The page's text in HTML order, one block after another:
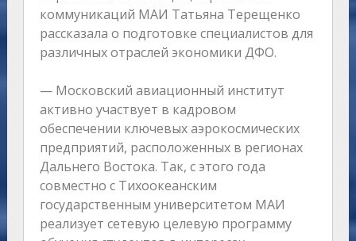
коммуникаций МАИ Татьяна Терещенко
рассказала о подготовке специалистов для
различных отраслей экономики ДФО.
— Московский авиационный институт
активно участвует в кадровом
обеспечении ключевых аэрокосмических
предприятий, расположенных в регионах
Дальнего Востока. Так, с этого года
совместно с Тихоокеанским
государственным университетом МАИ
реализует сетевую целевую программу